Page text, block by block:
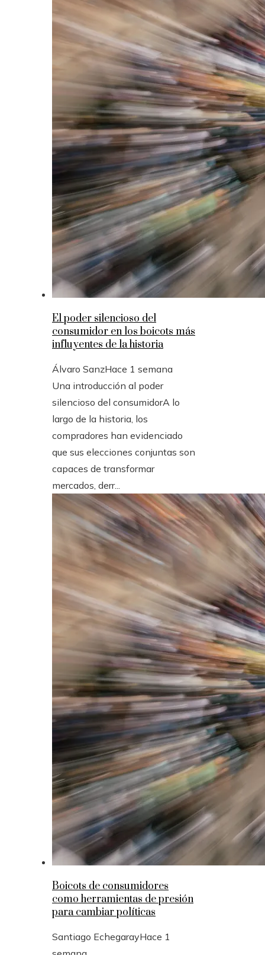
El poder silencioso del
consumidor en los boicots más
influyentes de la historia
Álvaro SanzHace 1 semana
Una introducción al poder
silencioso del consumidorA lo
largo de la historia, los
compradores han evidenciado
que sus elecciones conjuntas son
capaces de transformar
mercados, derr...
Boicots de consumidores
como herramientas de presión
para cambiar políticas
Santiago EchegarayHace 1